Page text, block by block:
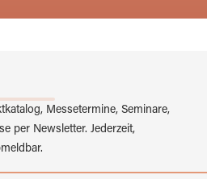
Messetermine, Seminare,
per Newsletter. Jederzeit,